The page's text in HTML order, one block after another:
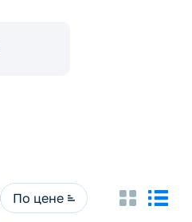
По цене